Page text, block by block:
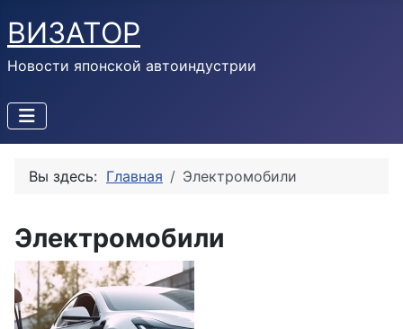
ВИЗАТОР
Новости японской автоиндустрии
Вы здесь: Главная Электромобили
Электромобили